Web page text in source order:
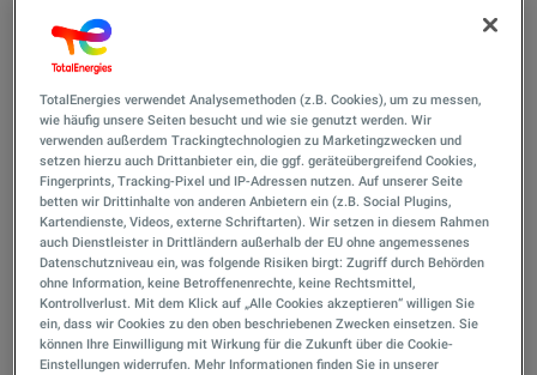
TotalEnergies verwendet Analysemethoden (z.B. Cookies), um zu messen,
wie häufig unsere Seiten besucht und wie sie genutzt werden. Wir
verwenden außerdem Trackingtechnologien zu Marketingzwecken und
setzen hierzu auch Drittanbieter ein, die ggf. geräteübergreifend Cookies,
Fingerprints, Tracking-Pixel und IP-Adressen nutzen. Auf unserer Seite
betten wir Drittinhalte von anderen Anbietern ein (z.B. Social Plugins,
Kartendienste, Videos, externe Schriftarten). Wir setzen in diesem Rahmen
auch Dienstleister in Drittländern außerhalb der EU ohne angemessenes
Datenschutzniveau ein, was folgende Risiken birgt: Zugriff durch Behörden
ohne Information, keine Betroffenenrechte, keine Rechtsmittel,
Kontrollverlust. Mit dem Klick auf „Alle Cookies akzeptieren“ willigen Sie
ein, dass wir Cookies zu den oben beschriebenen Zwecken einsetzen. Sie
können Ihre Einwilligung mit Wirkung für die Zukunft über die Cookie-
Einstellungen widerrufen. Mehr Informationen finden Sie in unserer